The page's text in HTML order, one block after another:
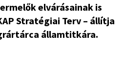
elvárásainak is
Stratégiai Terv – állítja
államtitkára.